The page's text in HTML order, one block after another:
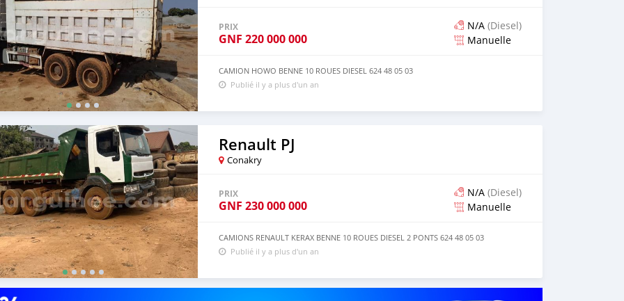
PRIX
GNF 220 000 000
N/A (Diesel)
Manuelle
CAMION HOWO BENNE 10 ROUES DIESEL 624 48 05 03
Publié il y a plus d'un an
Renault PJ
Conakry
PRIX
GNF 230 000 000
N/A (Diesel)
Manuelle
CAMIONS RENAULT KERAX BENNE 10 ROUES DIESEL 2 PONTS 624 48 05 03
Publié il y a plus d'un an